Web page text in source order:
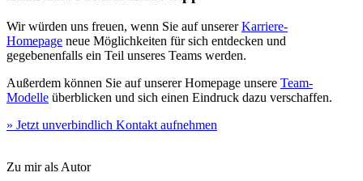
Wir würden uns freuen, wenn Sie auf unsererKarriere-
Homepage neue Möglichkeiten für sich entdecken und
gegebenenfalls ein Teil unseres Teams werden.
Außerdem können Sie auf unserer Homepage unsere Team-
Modelle überblicken und sich einen Eindruck dazu verschaffen.
» Jetzt unverbindlich Kontakt aufnehmen
Zu mir als Autor